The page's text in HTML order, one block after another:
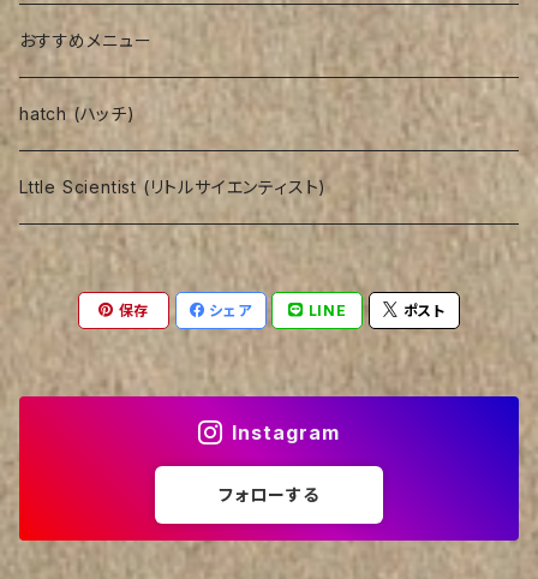
おすすめメニュー
hatch (ハッチ)
Lttle Scientist (リトルサイエンティスト)
保存 シェア LINE ポスト
Instagram
フォローする